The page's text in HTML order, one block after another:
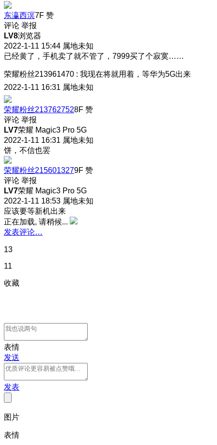
东瀛西溟7F 赞
评论 举报
LV8浏览器
2022-1-11 15:44 属地未知
已经黄了，手机卖了就不管了，7999买了个寂寞……
荣耀粉丝213961470 : 我现在将就用着，等华为5G出来
2022-1-11 16:31 属地未知
荣耀粉丝2137627528F 赞
评论 举报
LV7荣耀 Magic3 Pro 5G
2022-1-11 16:31 属地未知
饼，不信也罢
荣耀粉丝2156013279F 赞
评论 举报
LV7荣耀 Magic3 Pro 5G
2022-1-11 18:53 属地未知
应该要等新机出来
正在加载, 请稍候...
发表评论…
13
11
收藏
表情
发送
发表
图片
表情